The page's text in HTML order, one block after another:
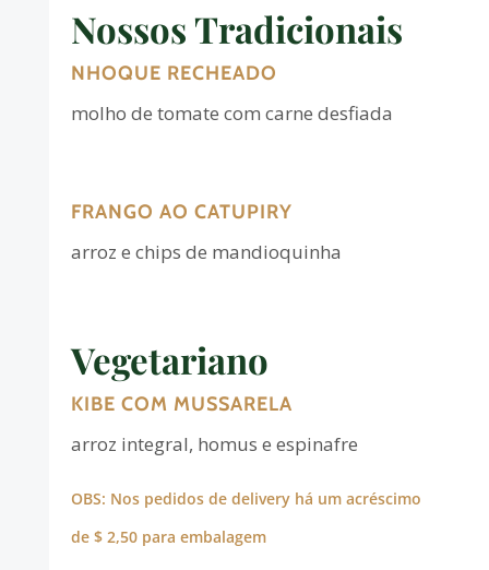
Nossos Tradicionais
NHOQUE RECHEADO
molho de tomate com carne desfiada
FRANGO AO CATUPIRY
arroz e chips de mandioquinha
Vegetariano
KIBE COM MUSSARELA
arroz integral, homus e espinafre
OBS: Nos pedidos de delivery há um acréscimo
de $ 2,50 para embalagem